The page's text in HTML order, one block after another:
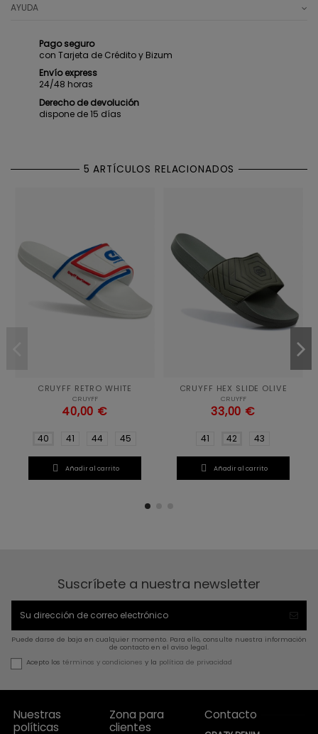
AYUDA
Pago seguro
con Tarjeta de Crédito y Bizum
Envío express
24/48 horas
Derecho de devolución
dispone de 15 días
5 ARTÍCULOS RELACIONADOS
CRUYFF RETRO WHITE
CRUYFF
40,00 €
40 41 44 45
 Añadir al carrito
CRUYFF HEX SLIDE OLIVE
CRUYFF
33,00 €
41 42 43
 Añadir al carrito
Suscríbete a nuestra newsletter
Puede darse de baja en cualquier momento. Para ello, consulte nuestra información
de contacto en el aviso legal.
Acepto los términos y condiciones y la política de privacidad
Nuestras
políticas
Zona para
clientes
Contacto